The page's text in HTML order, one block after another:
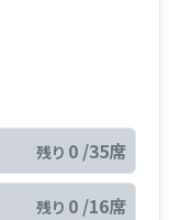
残り 0 /35席
残り 0 /16席